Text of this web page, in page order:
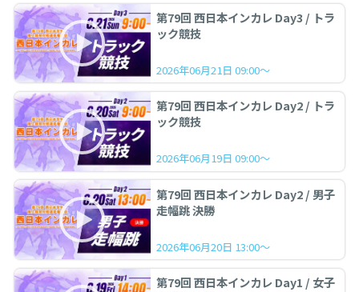
第79回 西日本インカレ Day3 / トラ
ック競技
2026年06月21日 09:00～
第79回 西日本インカレ Day2 / トラ
ック競技
2026年06月19日 09:00～
第79回 西日本インカレ Day2 / 男子
走幅跳 決勝
2026年06月20日 13:00～
第79回 西日本インカレ Day1 / 女子